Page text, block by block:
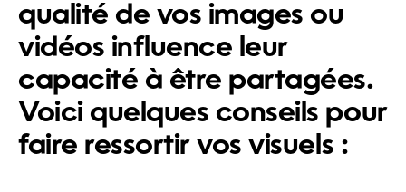
qualité de vos images ou
vidéos influence leur
capacité à être partagées.
Voici quelques conseils pour
faire ressortir vos visuels :